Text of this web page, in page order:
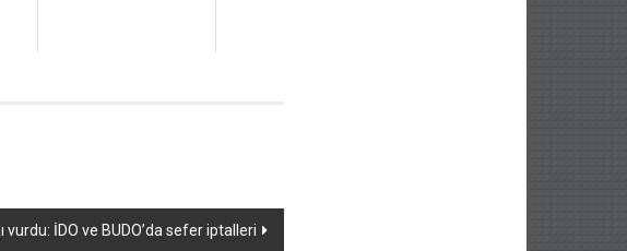
vurdu: İDO ve BUDO’da sefer iptalleri